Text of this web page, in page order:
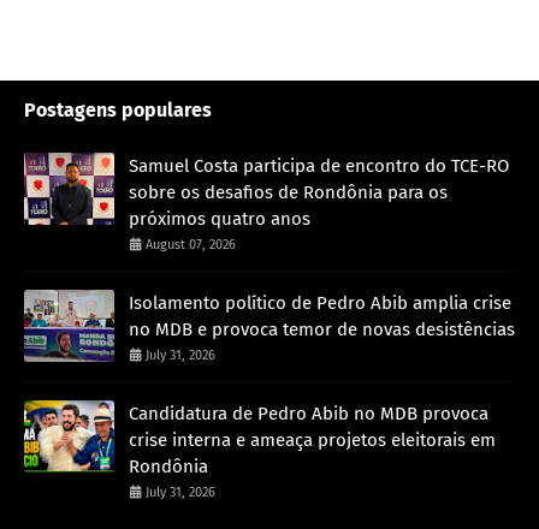
Postagens populares
Samuel Costa participa de encontro do TCE-RO
sobre os desafios de Rondônia para os
próximos quatro anos
August 07, 2026
Isolamento político de Pedro Abib amplia crise
no MDB e provoca temor de novas desistências
July 31, 2026
Candidatura de Pedro Abib no MDB provoca
crise interna e ameaça projetos eleitorais em
Rondônia
July 31, 2026